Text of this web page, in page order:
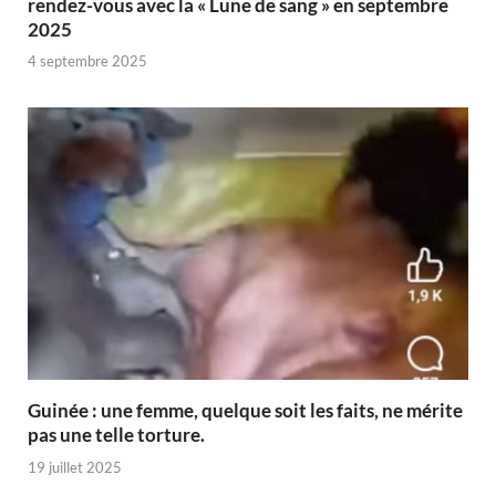
2025
4 septembre 2025
Guinée : une femme, quelque soit les faits, ne mérite
pas une telle torture.
19 juillet 2025